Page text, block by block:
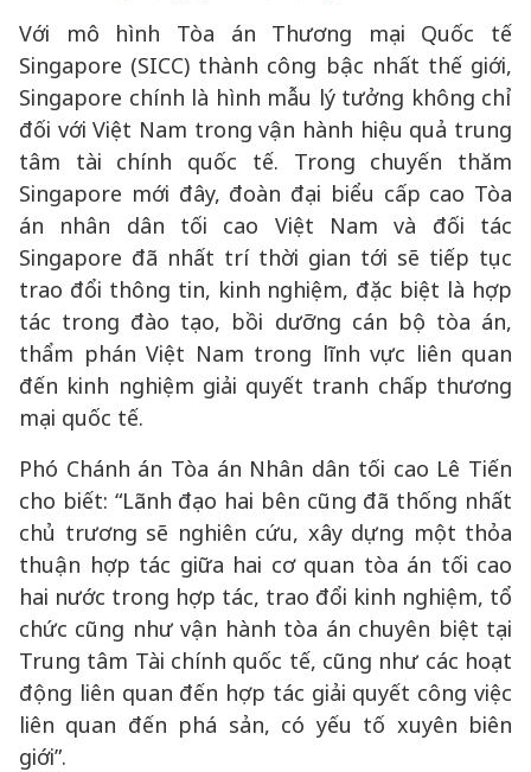
Với mô hình Tòa án Thương mại Quốc tế
Singapore (SICC) thành công bậc nhất thế giới,
Singapore chính là hình mẫu lý tưởng không chỉ
đối với Việt Nam trong vận hành hiệu quả trung
tâm tài chính quốc tế. Trong chuyến thăm
Singapore mới đây, đoàn đại biểu cấp cao Tòa
án nhân dân tối cao Việt Nam và đối tác
Singapore đã nhất trí thời gian tới sẽ tiếp tục
trao đổi thông tin, kinh nghiệm, đặc biệt là hợp
tác trong đào tạo, bồi dưỡng cán bộ tòa án,
thẩm phán Việt Nam trong lĩnh vực liên quan
đến kinh nghiệm giải quyết tranh chấp thương
mại quốc tế.
Phó Chánh án Tòa án Nhân dân tối cao Lê Tiến
cho biết: “Lãnh đạo hai bên cũng đã thống nhất
chủ trương sẽ nghiên cứu, xây dựng một thỏa
thuận hợp tác giữa hai cơ quan tòa án tối cao
hai nước trong hợp tác, trao đổi kinh nghiệm, tổ
chức cũng như vận hành tòa án chuyên biệt tại
Trung tâm Tài chính quốc tế, cũng như các hoạt
động liên quan đến hợp tác giải quyết công việc
liên quan đến phá sản, có yếu tố xuyên biên
giới”.